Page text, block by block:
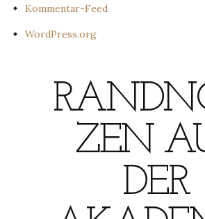
Kommentar-Feed
WordPress.org
ZEN
DER